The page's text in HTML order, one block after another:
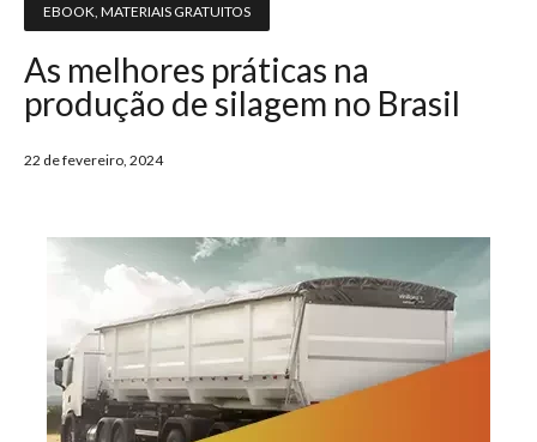
EBOOK MATERIAIS GRATUITOS
As melhores práticas na
produção de silagem no Brasil
22 de fevereiro, 2024